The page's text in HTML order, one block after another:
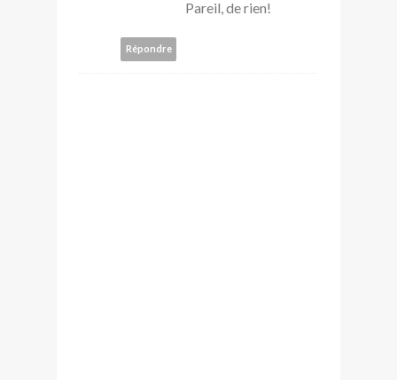
Pareil, de rien!
Répondre